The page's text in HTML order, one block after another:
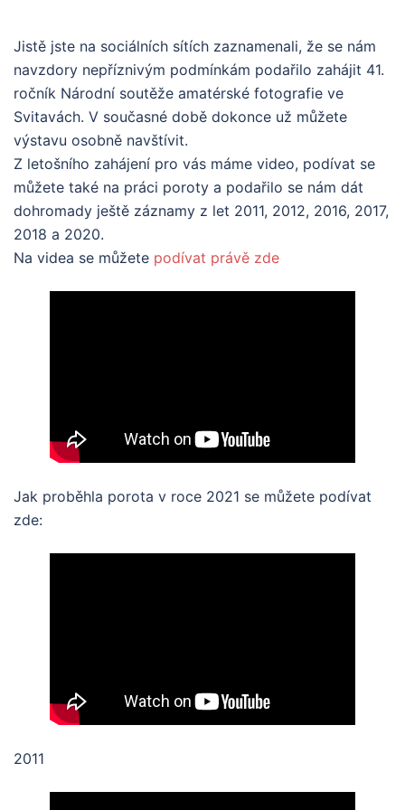
Jistě jste na sociálních sítích zaznamenali, že se nám
navzdory nepříznivým podmínkám podařilo zahájit 41.
ročník Národní soutěže amatérské fotografie ve
Svitavách. V současné době dokonce už můžete
výstavu osobně navštívit.
Z letošního zahájení pro vás máme video, podívat se
můžete také na práci poroty a podařilo se nám dát
dohromady ještě záznamy z let 2011, 2012, 2016, 2017,
2018 a 2020.
Na videa se můžete podívat právě zde
Jak proběhla porota v roce 2021 se můžete podívat
zde:
2011